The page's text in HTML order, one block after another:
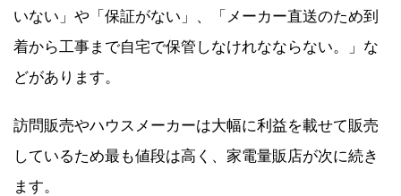
いない」や「保証がない」、「メーカー直送のため到
着から工事まで自宅で保管しなけれなならない。」な
どがあります。
訪問販売やハウスメーカーは大幅に利益を載せて販売
しているため最も値段は高く、家電量販店が次に続き
ます。